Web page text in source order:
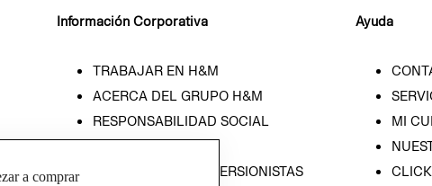
Información Corporativa
TRABAJAR EN H&M
ACERCA DEL GRUPO H&M
RESPONSABILIDAD SOCIAL
RELACIÓN CON INVERSIONISTAS
Ayuda
MI
a comprar